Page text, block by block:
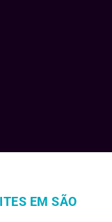
EM SÃO